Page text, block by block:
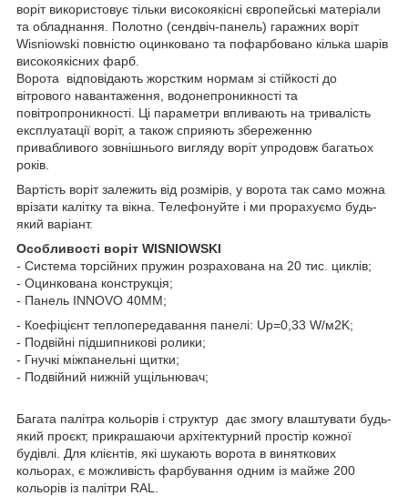
воріт використовує тільки високоякісні європейські матеріали
та обладнання. Полотно (сендвіч-панель) гаражних воріт
Wisniowski повністю оцинковано та пофарбовано кілька шарів
високоякісних фарб.
Ворота відповідають жорстким нормам зі стійкості до
вітрового навантаження, водонепроникності та
повітропроникності. Ці параметри впливають на тривалість
експлуатації воріт, а також сприяють збереженню
привабливого зовнішнього вигляду воріт упродовж багатьох
років.
Вартість воріт залежить від розмірів, у ворота так само можна
врізати калітку та вікна. Телефонуйте і ми прорахуємо будь-
який варіант.
Особливості воріт WISNIOWSKI
- Система торсійних пружин розрахована на 20 тис. циклів;
- Оцинкована конструкція;
- Панель INNOVO 40MM;
- Коефіцієнт теплопередавання панелі: Up=0,33 W/м2K;
- Подвійні підшипникові ролики;
- Гнучкі міжпанельні щитки;
- Подвійний нижній ущільнювач;
Багата палітра кольорів і структур дає змогу влаштувати будь-
який проєкт, прикрашаючи архітектурний простір кожної
будівлі. Для клієнтів, які шукають ворота в виняткових
кольорах, є можливість фарбування одним із майже 200
кольорів із палітри RAL.